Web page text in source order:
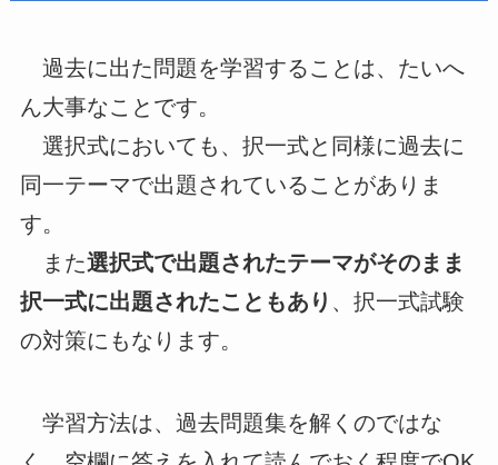
過去に出た問題を学習することは、たいへ
ん大事なことです。
選択式においても、択一式と同様に過去に
同一テーマで出題されていることがありま
す。
また選択式で出題されたテーマがそのまま
択一式に出題されたこともあり 、択一式試験
の対策にもなります。
学習方法は、過去問題集を解くのではな